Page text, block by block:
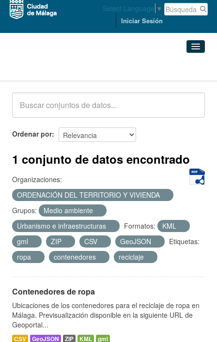
Select Language ▼
Iniciar Sesión
Acerca de
Ordenar por
1 conjunto de datos encontrado
Organizaciones:
ORDENACIÓN DEL TERRITORIO Y VIVIENDA
Grupos:
Medio ambiente
Urbanismo e infraestructuras
Formatos:
KML
gml
ZIP CSV GeoJSON
Etiquetas:
ropa
contenedores reciclaje
Contenedores de ropa
Ubicaciones de los contenedores para el reciclaje de ropa en
Málaga. Previsualización disponible en la siguiente URL de
Geoportal...
CSV GeoJSON ZIP KML gml